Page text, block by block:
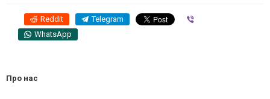
Reddit Telegram
WhatsApp
Про нас